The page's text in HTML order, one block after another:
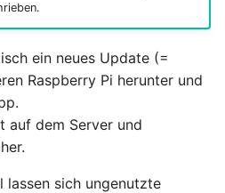
ein neues Update (=
Raspberry Pi herunter und
auf dem Server und
lassen sich ungenutzte